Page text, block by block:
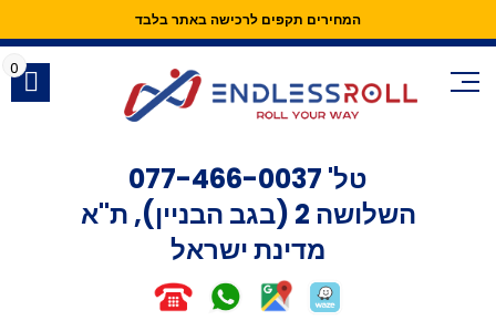
המחירים תקפים לרכישה באתר בלבד
Skip
Content
טל' 077-466-0037
השלושה 2 (בגב הבניין), ת"א
מדינת ישראל
0